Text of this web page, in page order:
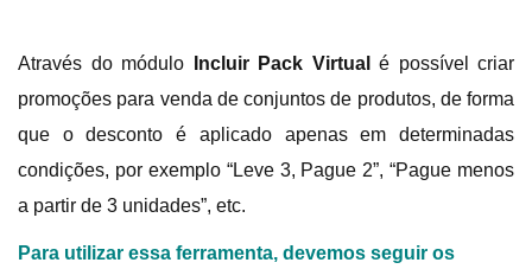
Através do módulo Incluir Pack Virtual
é possível criar
promoções para venda de conjuntos de produtos, de forma
que o desconto é aplicado apenas em determinadas
condições, por exemplo “Leve 3, Pague 2”, “Pague menos
a partir de 3 unidades”, etc.
Para utilizar essa ferramenta, devemos seguir os